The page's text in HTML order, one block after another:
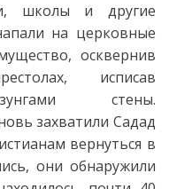
школы и другие
на церковные
осквернив
исписав
стены.
захватили Садад
вернуться в
они обнаружили